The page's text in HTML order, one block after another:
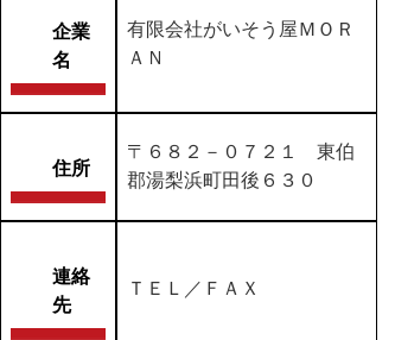
企業
名
有限会社がいそう屋ＭＯＲ
ＡＮ
住所
〒６８２－０７２１ 東伯
郡湯梨浜町田後６３０
連絡
先
ＴＥＬ／ＦＡＸ